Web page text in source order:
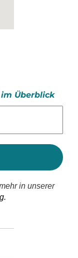
Überblick
in unserer